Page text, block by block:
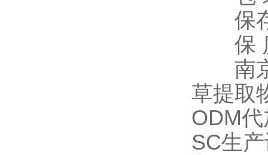
保存
保 质
南京
草提取
ODM
SC生